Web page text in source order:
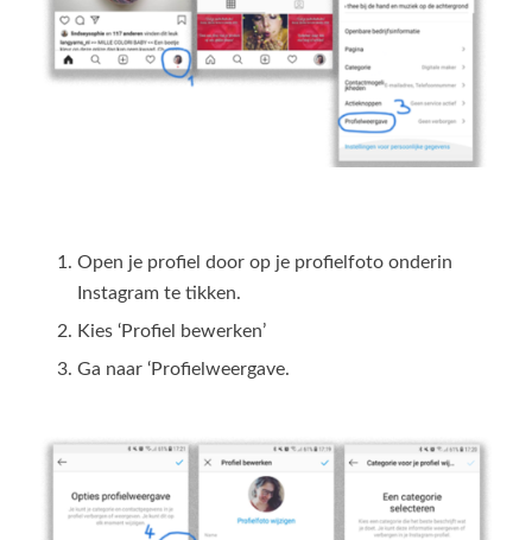
Open je profiel door op je profielfoto onderin
Instagram te tikken.
Kies ‘Profiel bewerken’
Ga naar ‘Profielweergave.